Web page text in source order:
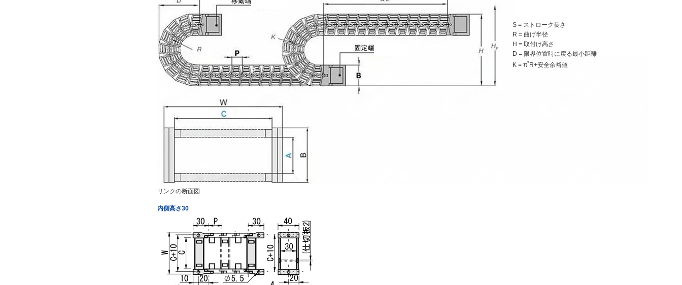
S = ストローク長さ
R = 曲げ半径
H = 取付け高さ
D = 限界位置時に戻る最小距離
K = π*R+安全余裕値
リンクの断面図
内側高さ30